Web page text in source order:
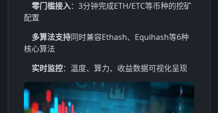
零门槛接入：3分钟完成ETH/ETC等币种的挖矿
配置
多算法支持同时兼容Ethash、Equihash等6种
核心算法
实时监控：温度、算力、收益数据可视化呈现